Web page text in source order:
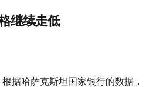
继续走低
根据哈萨克斯坦国家银行的数据，